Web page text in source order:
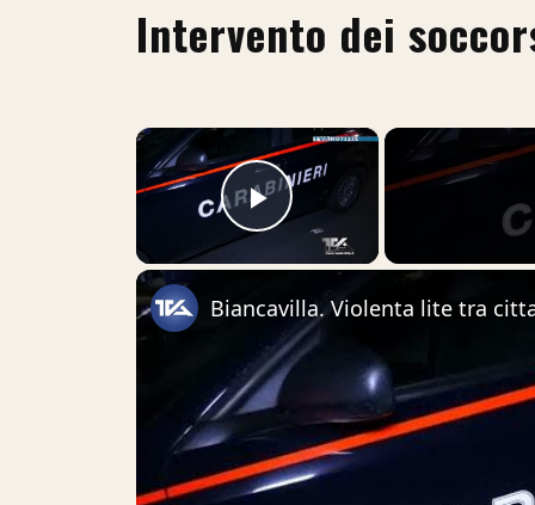
Intervento dei
×
Play Video